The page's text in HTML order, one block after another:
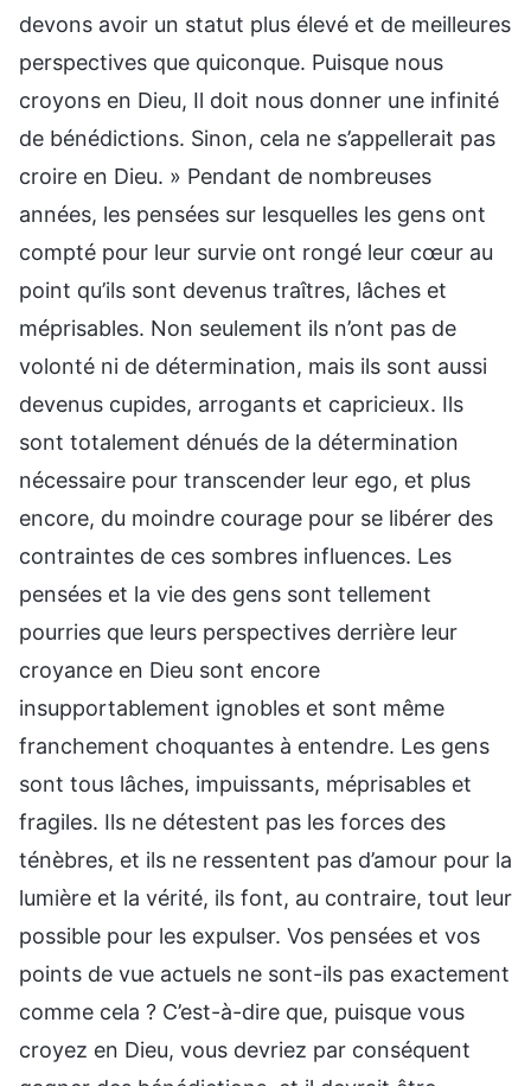
devons avoir un statut plus élevé et de meilleures
perspectives que quiconque. Puisque nous
croyons en Dieu, Il doit nous donner une infinité
de bénédictions. Sinon, cela ne s’appellerait pas
croire en Dieu. » Pendant de nombreuses
années, les pensées sur lesquelles les gens ont
compté pour leur survie ont rongé leur cœur au
point qu’ils sont devenus traîtres, lâches et
méprisables. Non seulement ils n’ont pas de
volonté ni de détermination, mais ils sont aussi
devenus cupides, arrogants et capricieux. Ils
sont totalement dénués de la détermination
nécessaire pour transcender leur ego, et plus
encore, du moindre courage pour se libérer des
contraintes de ces sombres influences. Les
pensées et la vie des gens sont tellement
pourries que leurs perspectives derrière leur
croyance en Dieu sont encore
insupportablement ignobles et sont même
franchement choquantes à entendre. Les gens
sont tous lâches, impuissants, méprisables et
fragiles. Ils ne détestent pas les forces des
ténèbres, et ils ne ressentent pas d’amour pour la
lumière et la vérité, ils font, au contraire, tout leur
possible pour les expulser. Vos pensées et vos
points de vue actuels ne sont-ils pas exactement
comme cela ? C’est-à-dire que, puisque vous
croyez en Dieu, vous devriez par conséquent